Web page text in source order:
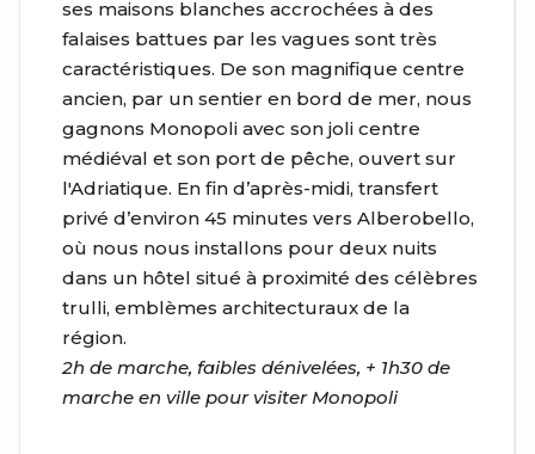
ses maisons blanches accrochées à des
falaises battues par les vagues sont très
caractéristiques. De son magnifique centre
ancien, par un sentier en bord de mer, nous
gagnons Monopoli avec son joli centre
médiéval et son port de pêche, ouvert sur
l'Adriatique. En fin d’après-midi, transfert
privé d’environ 45 minutes vers Alberobello,
où nous nous installons pour deux nuits
dans un hôtel situé à proximité des célèbres
trulli, emblèmes architecturaux de la
région.
2h de marche, faibles dénivelées, + 1h30 de
marche en ville pour visiter Monopoli